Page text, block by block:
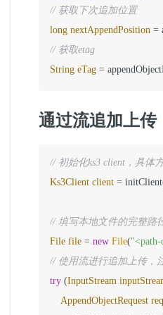
// 获取下次追加位置
long nextAppendPosition =
// 获取etag
String eTag =
通过流追加上传
// 初始化ks3 client，具体
Ks3Client client =
// 填写本地文件的完整路
File file = new File(
// 使用流进行追加上传，
try (InputStream
AppendObjectRequest